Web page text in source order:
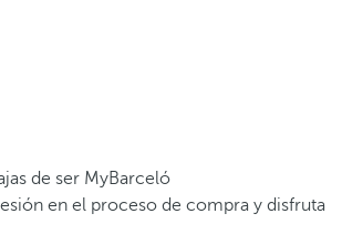
de ser MyBarceló
en el proceso de compra y disfruta